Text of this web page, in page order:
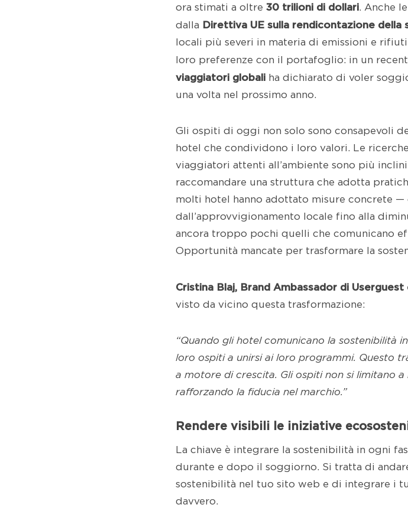
ora stimati a oltre 30 trilioni di dollari. Anche
dalla Direttiva UE sulla rendicontazione della
locali più severi in materia di emissioni e
loro preferenze con il portafoglio: in un
viaggiatori globali ha dichiarato di voler
una volta nel prossimo anno.
Gli ospiti di oggi non solo sono consapevoli
hotel che condividono i loro valori. Le
viaggiatori attenti all’ambiente sono più
raccomandare una struttura che adotta
molti hotel hanno adottato misure concrete
dall’approvvigionamento locale fino alla
ancora troppo pochi quelli che comunicano
Opportunità mancate per trasformare la
Cristina Blaj, Brand Ambassador di Userguest
visto da vicino questa trasformazione:
“Quando gli hotel comunicano la sostenibilità
loro ospiti a unirsi ai loro programmi. Questo
a motore di crescita. Gli ospiti non si limitano
rafforzando la fiducia nel marchio.”
Rendere visibili le iniziative
La chiave è integrare la sostenibilità in ogni
durante e dopo il soggiorno. Si tratta di
sostenibilità nel tuo sito web e di integrare i
davvero.